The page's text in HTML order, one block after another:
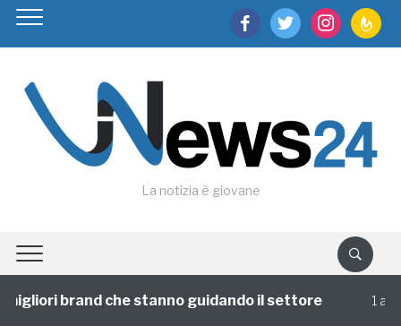
facebooktwitter instagram
La notizia è giovane
brand che stanno guidando il settore 1 annofa